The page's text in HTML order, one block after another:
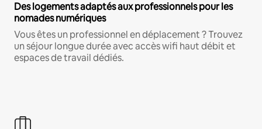
Des logements adaptés aux professionnels pour les
nomades numériques
Vous êtes un professionnel en déplacement ? Trouvez
un séjour longue durée avec accès wifi haut débit et
espaces de travail dédiés.